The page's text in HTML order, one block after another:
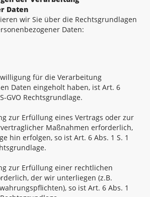
Daten
wir Sie über die Rechtsgrundlagen
Daten:
für die Verarbeitung
Daten eingeholt haben, ist Art. 6
GVO Rechtsgrundlage.
zur Erfüllung eines Vertrags oder zur
Maßnahmen erforderlich,
hin erfolgen, so ist Art. 6 Abs. 1 S. 1
zur Erfüllung einer rechtlichen
der wir unterliegen (z.B.
so ist Art. 6 Abs. 1